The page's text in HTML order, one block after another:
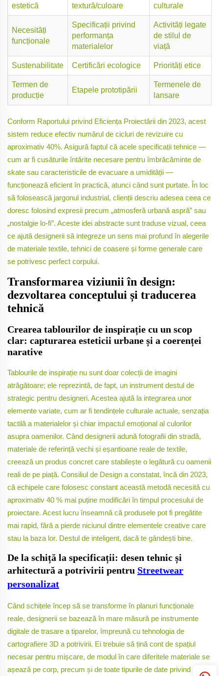
estetică
textură/culoare
culturale
Necesități
funcționale
Specificații privind
performanța
materialelor
Activități legate
de stilul de
viață
Sustenabilitate Certificări ecologice Priorități etice
Termen de
producție
Etapele prototipării
Termenele de
lansare
Conform Raportului privind Eficiența Proiectării din 2023, acest
sistem reduce efectiv numărul de cicluri de revizuire cu
aproximativ 40%. Asigură faptul că acele specificații tehnice —
cum ar fi cusăturile întărite necesare pentru îmbrăcăminte de
skate sau caracteristicile de evacuare a umidității —
funcționează eficient în practică, atunci când sunt purtate. În loc
să folosească jargonul industrial, clienții descriu adesea ceea ce
doresc folosind expresii precum „atmosferă urbană aspră” sau
„nostalgie lo-fi”. Aceste idei abstracte sunt traduse vizual, ceea
ce ajută designerii să integreze un sens mai profund în alegerile
de materiale textile, tehnici de coasere și forme generale care
se potrivesc perfect corpului.
Transformarea viziunii în design:
dezvoltarea conceptului și traducerea
tehnică
Crearea tablourilor de inspirație cu un scop
clar: capturarea esteticii urbane și a coerenței
narative
Tablourile de inspirație nu sunt doar colecții de imagini
atrăgătoare; ele reprezintă, de fapt, un instrument destul de
strategic pentru designeri. Acestea ajută la integrarea unor
elemente variate, cum ar fi tendințele culturale actuale, senzația
tactilă a materialelor și chiar impactul emoțional al culorilor
asupra oamenilor. Când designerii adună fotografii din stradă,
materiale de referință vechi și eșantioane reale de textile,
creează un produs concret care stabilește o legătură cu oamenii
reali de pe piață. Consiliul de Design a constatat, încă din 2023,
că echipele care folosesc constant această metodă necesită cu
aproximativ 40 % mai puține modificări în timpul procesului de
proiectare. Acest lucru înseamnă că produsele pot fi pregătite
mai rapid, fără a pierde niciunul dintre elementele creative care
stau la baza lor. Destul de inteligent, dacă te gândești bine.
De la schiță la specificații: desen tehnic și
arhitectură a potrivirii pentru Streetwear
personalizat
Când schițele încep să se transforme în planuri funcționale
reale, designerii se bazează în mare măsură pe instrumente
digitale de trasare a tiparelor, împreună cu tehnologia de
cartografiere 3D a potrivirii. Ei trebuie să țină cont de spațiul
necesar pentru mișcare, de modul în care diferitele materiale se
așează pe corp, precum și de toate tipurile de date privind